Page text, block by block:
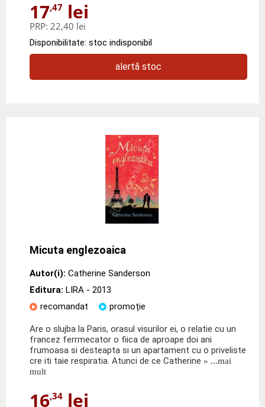
17,47 lei
PRP: 22,40 lei
Disponibilitate: stoc indisponibil
alertă stoc
Micuta englezoaica
Autor(i): Catherine Sanderson
Editura: LIRA - 2013
recomandat
promoție
Are o slujba la Paris, orasul visurilor ei, o relatie cu un
francez ferrmecator o fiica de aproape doi ani
frumoasa si desteapta si un apartament cu o priveliste
cre iti taie respiratia. Atunci de ce Catherine » ...mai
mult
16,34 lei